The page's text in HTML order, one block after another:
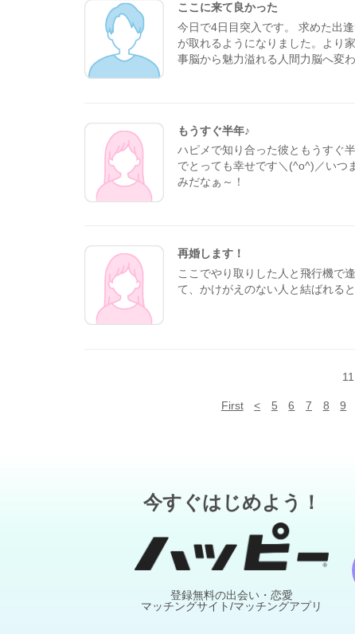
ここに来て良かった
今日で4日目突入です。 求めた出
が取れるようになりました。より
事脳から魅力溢れる人間力脳へ変
交流を深めてみようと思いました
取り敢えず掲示板に募集を貼り、
日記を拝見しました。お邪魔させ
をさせていただいたりで、皆さん
え、ブログサイトに来たような安
ただいた皆さん本当にありがとう
が出来ました。沢山お話しさせて
よろしくお願いします┏Ｏ)) ヘ゜コ
もうすぐ半年♪
ハピメで知り合った彼ともうすぐ
でとっても幸せです＼(^o^)／いつ
みだなぁ～！
再婚します！
ここでやり取りした人と飛行機で
て、かけがえのない人と結ばれる
11
First < 5 6 7 8 9
今すぐはじめよう！
登録無料の出会い・恋愛
マッチングサイト/マッチングアプリ